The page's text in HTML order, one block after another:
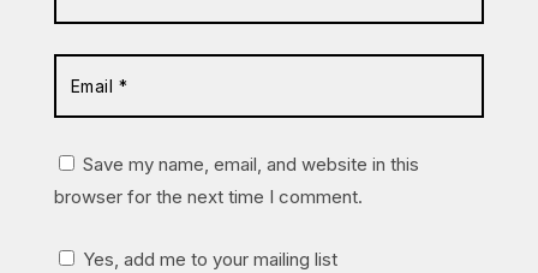
Save my name, email, and website in this
browser for the next time I comment.
Yes, add me to your mailing list